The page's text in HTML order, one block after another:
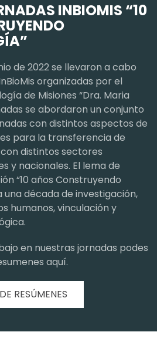
INBIOMIS “10
de 2022 se llevaron a cabo
organizadas por el
de Misiones “Dra. Maria
se abordaron un conjunto
con distintos aspectos de
para la transferencia de
distintos sectores
y nacionales. El lema de
“10 años Construyendo
una década de investigación,
humanos, vinculación y
en nuestras jornadas podes
aquí.
RESÚMENES